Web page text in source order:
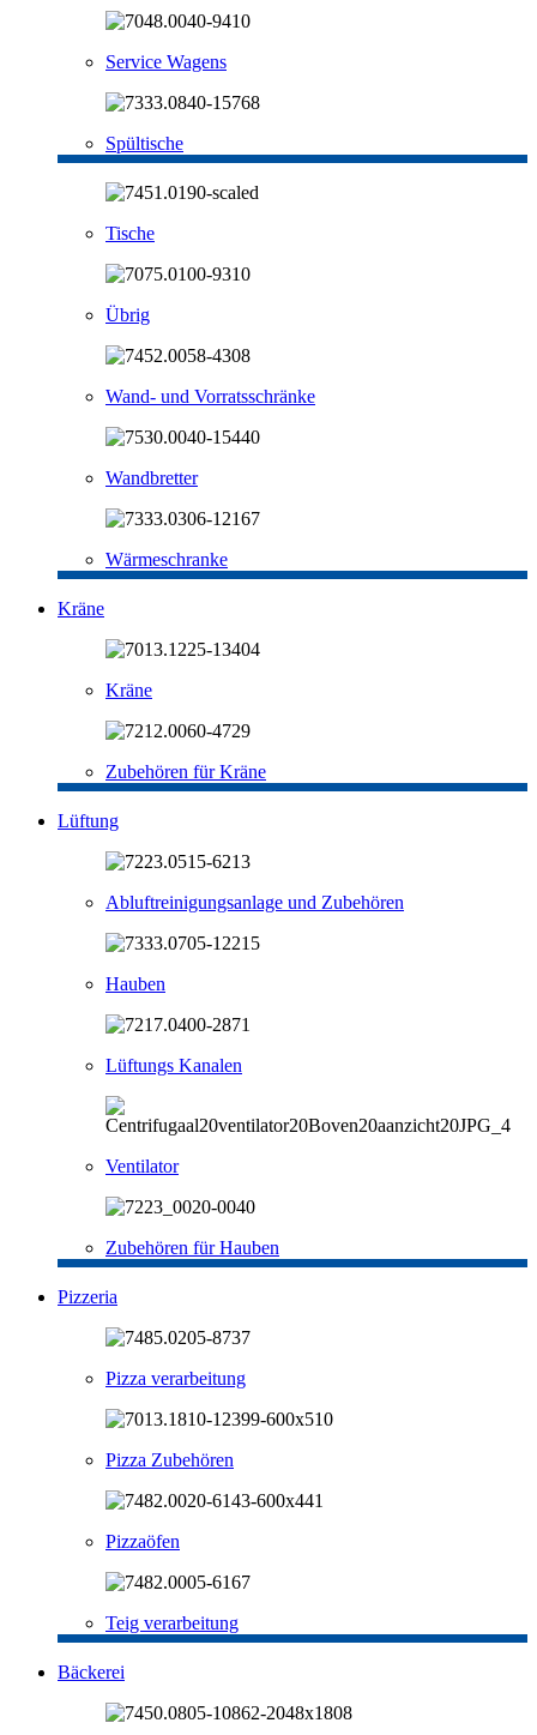
Service Wagens
Spültische
Tische
Übrig
Wand- und Vorratsschränke
Wandbretter
Wärmeschranke
Kräne
Kräne
Zubehören für Kräne
Lüftung
Abluftreinigungsanlage und Zubehören
Hauben
Lüftungs Kanalen
Ventilator
Zubehören für Hauben
Pizzeria
Pizza verarbeitung
Pizza Zubehören
Pizzaöfen
Teig verarbeitung
Bäckerei